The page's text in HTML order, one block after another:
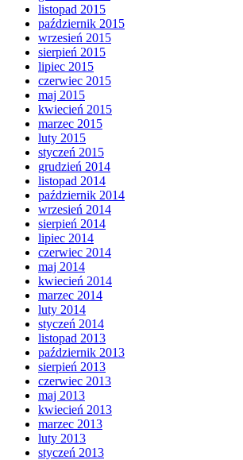
listopad 2015
październik 2015
wrzesień 2015
sierpień 2015
lipiec 2015
czerwiec 2015
maj 2015
kwiecień 2015
marzec 2015
luty 2015
styczeń 2015
grudzień 2014
listopad 2014
październik 2014
wrzesień 2014
sierpień 2014
lipiec 2014
czerwiec 2014
maj 2014
kwiecień 2014
marzec 2014
luty 2014
styczeń 2014
listopad 2013
październik 2013
sierpień 2013
czerwiec 2013
maj 2013
kwiecień 2013
marzec 2013
luty 2013
styczeń 2013